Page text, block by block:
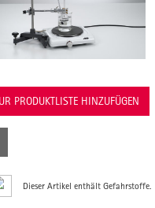
PRODUKTLISTE HINZUFÜGEN
Dieser Artikel enthält Gefahrstoffe.